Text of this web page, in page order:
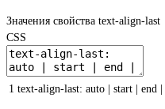
Значения свойства text-align-last
CSS
1 text-align-last: auto | start | end |